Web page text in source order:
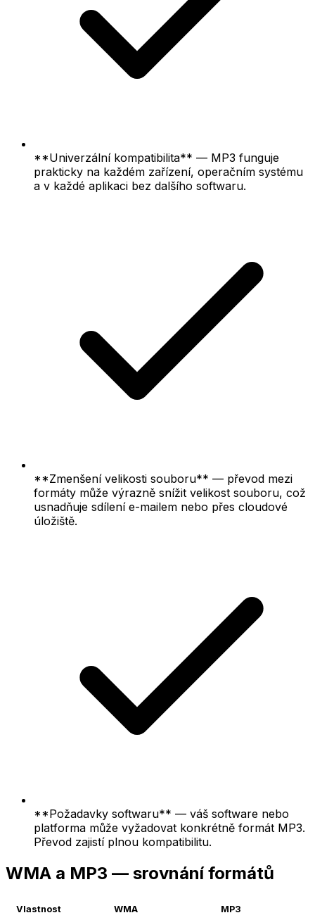
**Univerzální kompatibilita** — MP3 funguje
prakticky na každém zařízení, operačním systému
a v každé aplikaci bez dalšího softwaru.
**Zmenšení velikosti souboru** — převod mezi
formáty může výrazně snížit velikost souboru, což
usnadňuje sdílení e-mailem nebo přes cloudové
úložiště.
**Požadavky softwaru** — váš software nebo
platforma může vyžadovat konkrétně formát MP3.
Převod zajistí plnou kompatibilitu.
WMA a MP3 — srovnání formátů
Vlastnost WMA MP3